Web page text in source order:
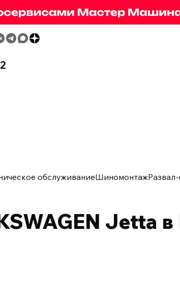
обслуживаниеШиномонтаж
Jetta в